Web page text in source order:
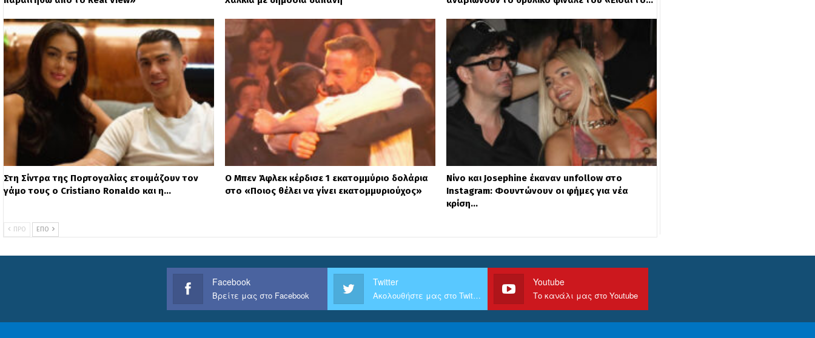
Στη Σίντρα της Πορτογαλίας ετοιμάζουν τον
γάμο τους ο Cristiano Ronaldo και η…
Ο Μπεν Άφλεκ κέρδισε 1 εκατομμύριο δολάρια
στο «Ποιος θέλει να γίνει εκατομμυριούχος»
Νίνο και Josephine έκαναν unfollow στο
Instagram: Φουντώνουν οι φήμες για νέα
κρίση…
ΠΡΟ ΕΠΌ
Facebook
Βρείτε μας στο Facebook
Twitter
Ακολουθήστε μας στο Twitter
Youtube
Το κανάλι μας στο Youtube